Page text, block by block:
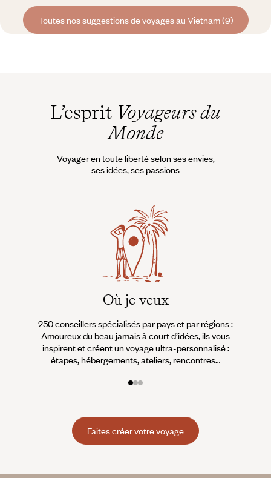
Toutes nos suggestions de voyages au Vietnam (9)
L’esprit Voyageurs du
Monde
Voyager en toute liberté selon ses envies,
ses idées, ses passions
Où je veux
250 conseillers spécialisés par pays et par régions :
Amoureux du beau jamais à court d’idées, ils vous
inspirent et créent un voyage ultra-personnalisé :
étapes, hébergements, ateliers, rencontres…
Faites créer votre voyage